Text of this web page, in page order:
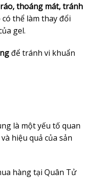
thoáng mát, tránh
thể làm thay đổi
gel.
để tránh vi khuẩn
là một yếu tố quan
hiệu quả của sản
hàng tại Quân Tử